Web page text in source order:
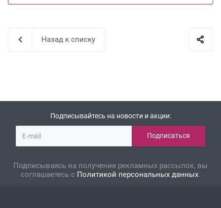
Назад к списку
Подписывайтесь на новости и акции:
Подписываясь на получения рекламных рассылок, вы
соглашаетесь с Политикой персональных данных.